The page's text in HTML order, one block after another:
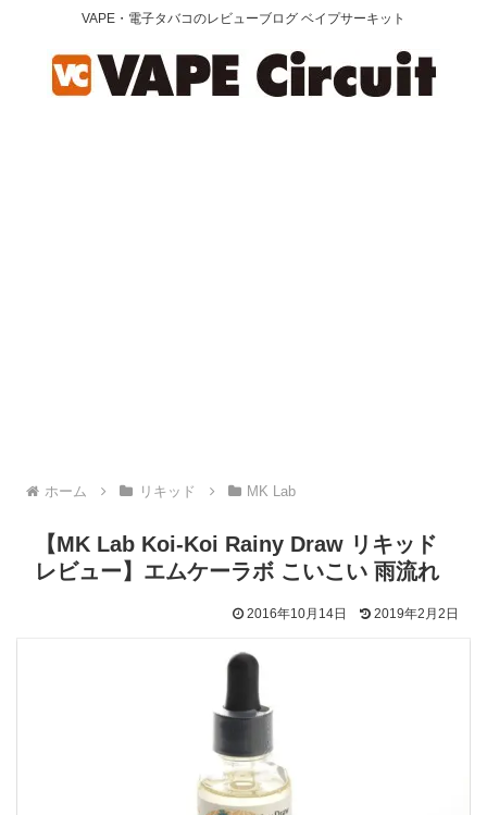
VAPE・電子タバコのレビューブログ ベイプサーキット
ホーム リキッド MK Lab
【MK Lab Koi-Koi Rainy Draw リキッド
レビュー】エムケーラボ こいこい 雨流れ
2016年10月14日 2019年2月2日